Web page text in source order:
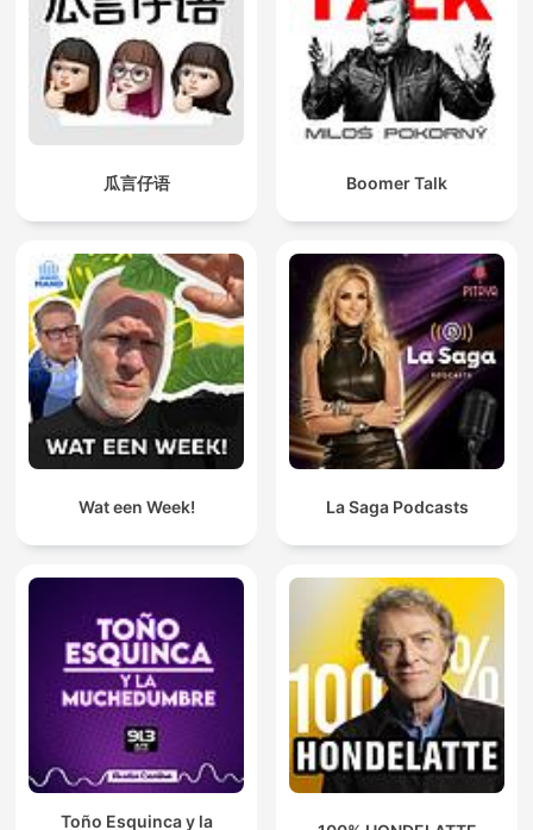
瓜言仔语 Boomer Talk
Wat een Week! La Saga Podcasts
Toño Esquinca y la